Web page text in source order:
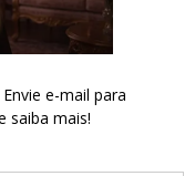
e-mail para
saiba mais!